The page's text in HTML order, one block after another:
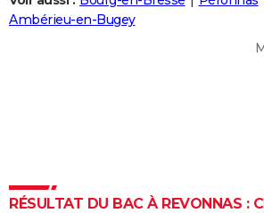
Destinations
City break
Voyage nature
Voyage de noces
Forum
Climat
+
PHOTO
Dictionnaire
Biographies
Citations
Expressions
Proverbes
PROGRAMME TV
Ambérieu-en-Bugey
RÉSULTAT DU BAC À REVONNAS :